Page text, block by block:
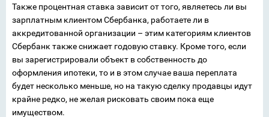
Также процентная ставка зависит от того, являетесь ли вы
зарплатным клиентом Сбербанка, работаете ли в
аккредитованной организации – этим категориям клиентов
Сбербанк также снижает годовую ставку. Кроме того, если
вы зарегистрировали объект в собственность до
оформления ипотеки, то и в этом случае ваша переплата
будет несколько меньше, но на такую сделку продавцы идут
крайне редко, не желая рисковать своим пока еще
имуществом.